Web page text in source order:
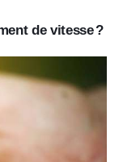
de vitesse ?